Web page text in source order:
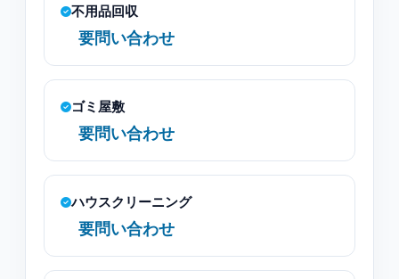
不用品回収
要問い合わせ
ゴミ屋敷
要問い合わせ
ハウスクリーニング
要問い合わせ